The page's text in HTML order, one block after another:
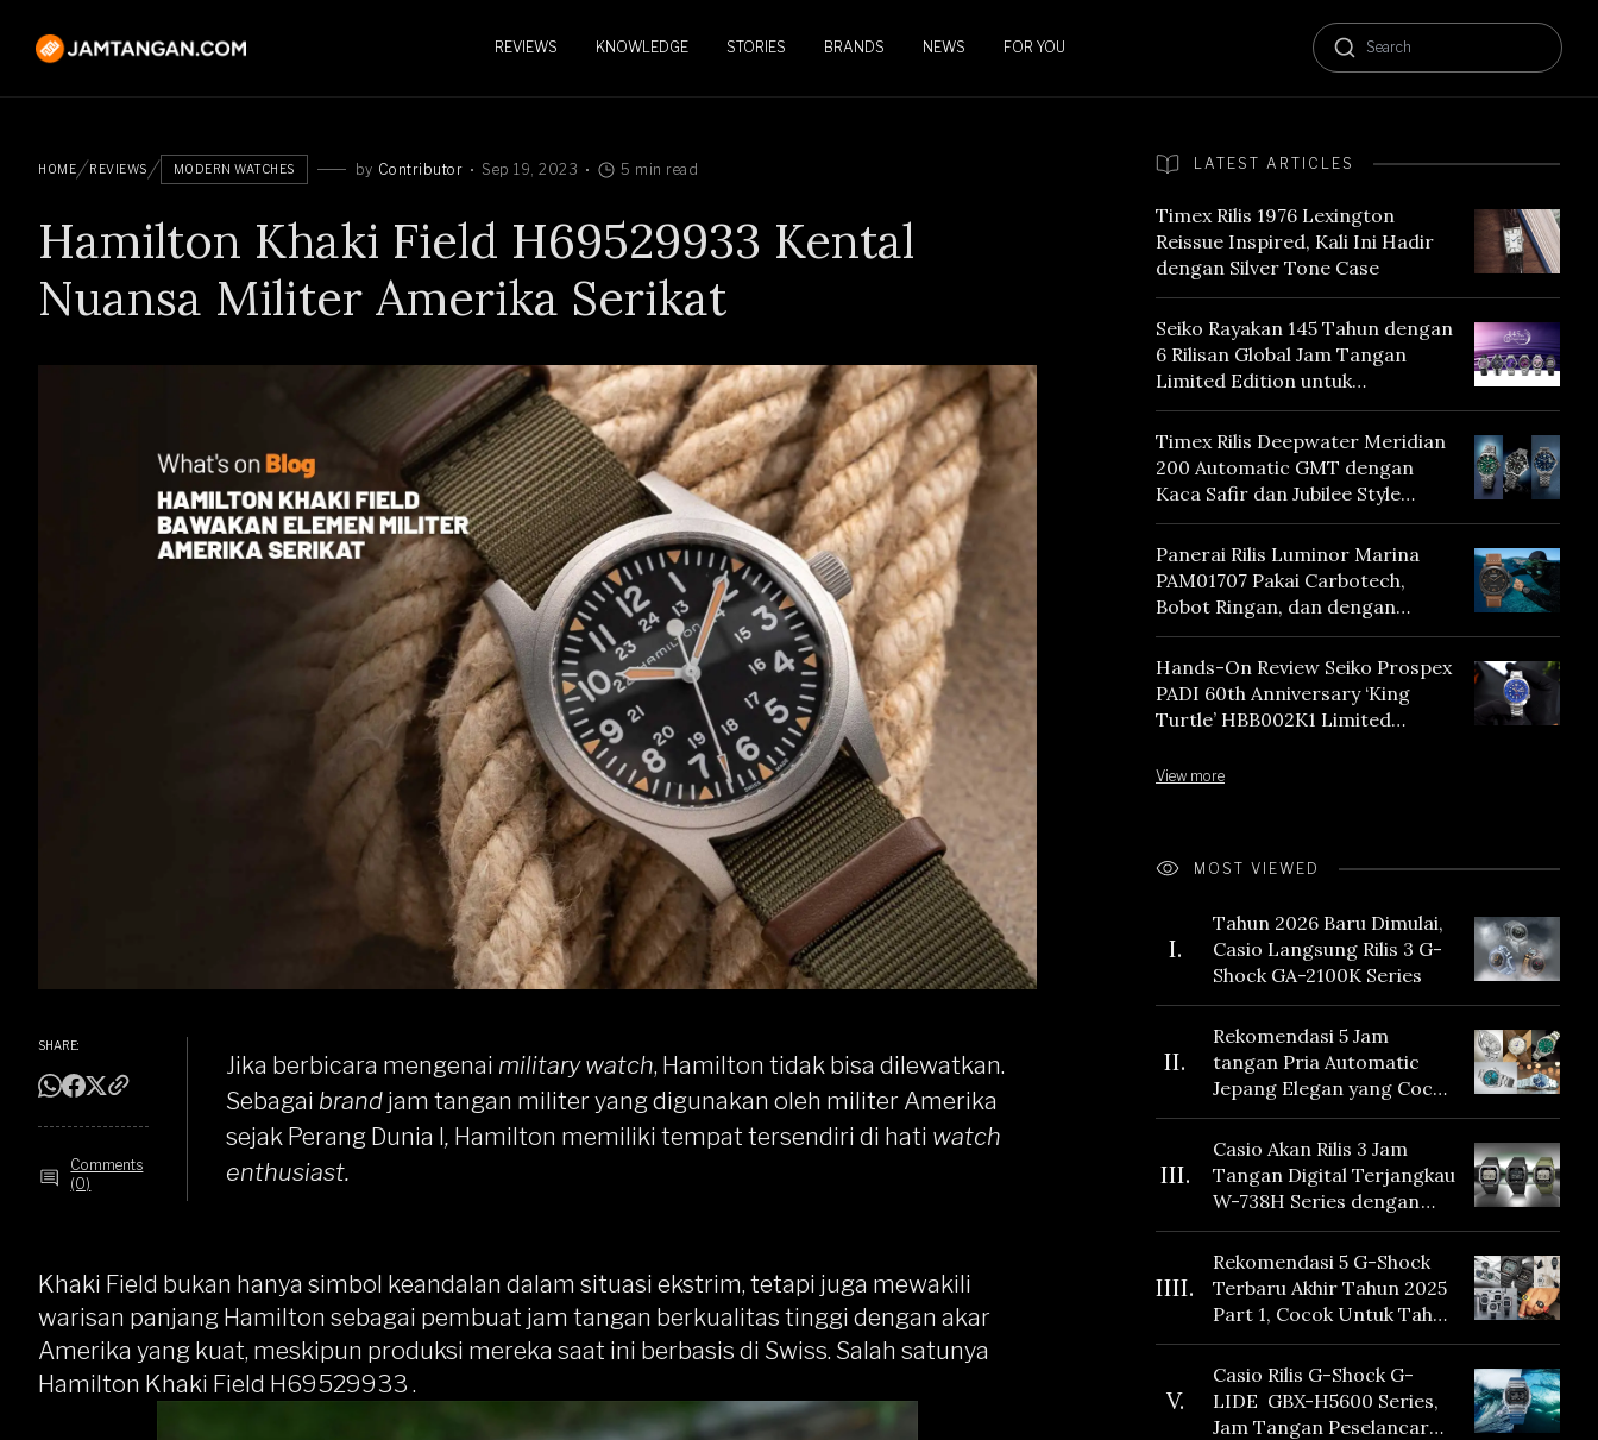
REVIEWS KNOWLEDGE STORIES BRANDS NEWS FOR YOU
HOME REVIEWS MODERN WATCHES by Contributor Sep 19, 2023 5 min read
Hamilton Khaki Field H69529933 Kental
Nuansa Militer Amerika Serikat
SHARE:
Comments
(0)
Jika berbicara mengenai military watch, Hamilton tidak bisa dilewatkan.
Sebagai brand jam tangan militer yang digunakan oleh militer Amerika
sejak Perang Dunia I, Hamilton memiliki tempat tersendiri di hati watch
enthusiast.
Khaki Field bukan hanya simbol keandalan dalam situasi ekstrim, tetapi juga mewakili
warisan panjang Hamilton sebagai pembuat jam tangan berkualitas tinggi dengan akar
Amerika yang kuat, meskipun produksi mereka saat ini berbasis di Swiss. Salah satunya
Hamilton Khaki Field H69529933 .
LATEST ARTICLES
Timex Rilis 1976 Lexington
Reissue Inspired, Kali Ini Hadir
dengan Silver Tone Case
Seiko Rayakan 145 Tahun dengan
6 Rilisan Global Jam Tangan
Limited Edition untuk
Menghormati Edo Purple,
Warna yang Mencerminkan
Warisan Tokyo
Timex Rilis Deepwater Meridian
200 Automatic GMT dengan
Kaca Safir dan Jubilee Style
Bracelet
Panerai Rilis Luminor Marina
PAM01707 Pakai Carbotech,
Bobot Ringan, dan dengan
Vintage Vibes
Hands-On Review Seiko Prospex
PADI 60th Anniversary ‘King
Turtle’ HBB002K1 Limited
View more
MOST VIEWED
I.
Tahun 2026 Baru Dimulai,
Casio Langsung Rilis 3 G-
Shock GA-2100K Series
II.
Rekomendasi 5 Jam
tangan Pria Automatic
Jepang Elegan yang Cocok
Dikoleksi di 2026
III.
Casio Akan Rilis 3 Jam
Tangan Digital Terjangkau
W-738H Series dengan
Masa Baterai 10 Tahun
dan Fitur Vibration
IIII.
Rekomendasi 5 G-Shock
Terbaru Akhir Tahun 2025
Part 1, Cocok Untuk Tahun
Baru!
V.
Casio Rilis G-Shock G-
LIDE GBX-H5600 Series,
Jam Tangan Peselancar